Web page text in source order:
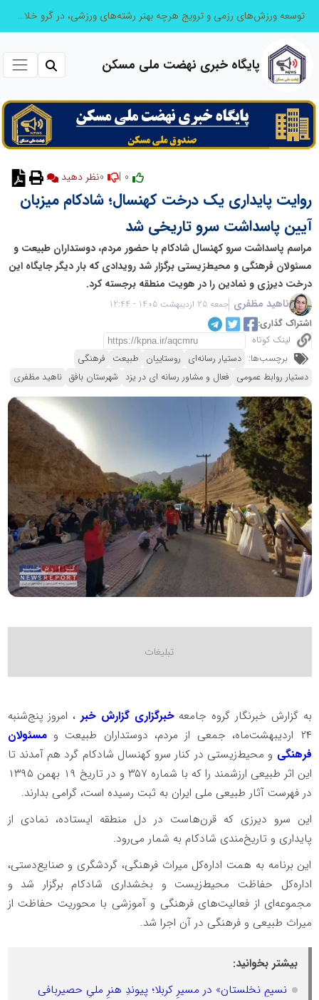
توسعه ورزش‌های رزمی و ترویج هرچه بهتر رشته‌های ورزشی، در گرو خلاقیت و نوآوری است
پایگاه خبری نهضت ملی مسکن
روایت پایداری یک درخت کهنسال؛ شادکام میزبان
آیین پاسداشت سرو تاریخی شد
مراسم پاسداشت سرو کهنسال شادکام با حضور مردم، دوستداران طبیعت و
مسئولان فرهنگی و محیط‌زیستی برگزار شد رویدادی که بار دیگر جایگاه این
درخت دیرزی و نمادین را در هویت منطقه برجسته کرد.
ناهید مظفری جمعه 25 اردیبهشت 1405 - 12:44
اشتراک گذاری:
لینک کوتاه
برچسب‌ها: دستیار رسانه‌ای روستاییان طبیعت فرهنگی
دستیار روابط عمومی فعال و مشاور رسانه ای در یزد شهرستان بافق ناهید مظفری
به گزارش خبرنگار گروه جامعهخبرگزاری گزارش خبر ، امروز پنج‌شنبه
۲۴ اردیبهشت‌ماه، جمعی از مردم، دوستداران طبیعت و
مسئولان
فرهنگی و محیط‌زیستی در کنار سرو کهنسال شادکام گرد هم آمدند تا
این اثر طبیعی ارزشمند را که با شماره ۳۵۷ و در تاریخ ۱۹ بهمن ۱۳۹۵
در فهرست آثار طبیعی ملی ایران به ثبت رسیده است، گرامی بدارند.
این سرو دیرزی که قرن‌هاست در دل منطقه ایستاده، نمادی از
پایداری و تاریخ‌مندی شادکام به شمار می‌رود.
این برنامه به همت اداره‌کل میراث فرهنگی، گردشگری و صنایع‌دستی،
اداره‌کل حفاظت محیط‌زیست و بخشداری شادکام برگزار شد و
مجموعه‌ای از فعالیت‌های فرهنگی و آموزشی با محوریت حفاظت از
میراث طبیعی و فرهنگی در آن اجرا شد.
بیشتر بخوانید:
نسیمِ نخلستان» در مسیرِ کربلا؛ پیوندِ هنرِ ملیِ حصیربافی